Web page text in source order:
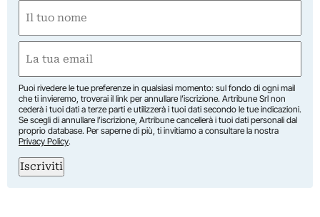
(Required)
First
(Required)
Puoi rivedere le tue preferenze in qualsiasi momento: sul fondo di ogni mail
che ti invieremo, troverai il link per annullare l’iscrizione. Artribune Srl non
cederà i tuoi dati a terze parti e utilizzerà i tuoi dati secondo le tue indicazioni.
Se scegli di annullare l’iscrizione, Artribune cancellerà i tuoi dati personali dal
proprio database. Per saperne di più, ti invitiamo a consultare la nostra
Privacy Policy.
Iscriviti